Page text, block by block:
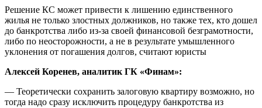
Решение КС может привести к лишению единственного
жилья не только злостных должников, но также тех, кто дошел
до банкротства либо из-за своей финансовой безграмотности,
либо по неосторожности, а не в результате умышленного
уклонения от погашения долгов, считают юристы
Алексей Коренев, аналитик ГК «Финам»:
— Теоретически сохранить залоговую квартиру возможно, но
тогда надо сразу исключить процедуру банкротства из